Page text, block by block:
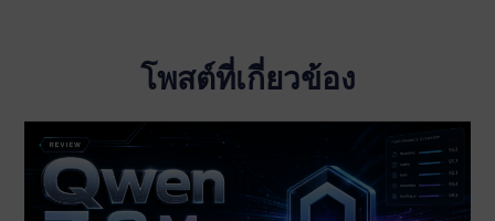
โพสต์ที่เกี่ยวข้อง